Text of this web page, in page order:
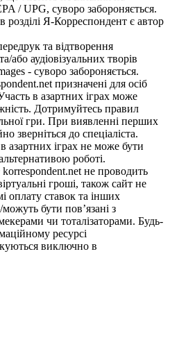
/ UPG, суворо забороняється.
розділі Я-Корреспондент є автор
та відтворення
або аудіовізуальних творів
- суворо забороняється.
призначені для осіб
в азартних іграх може
Дотримуйтесь правил
гри. При виявленні перших
зверніться до спеціаліста.
азартних іграх не може бути
роботі.
не проводить
гроші, також сайт не
оплату ставок та інших
можуть бути пов’язані з
чи тоталізаторами. Будь-
ресурсі
виключно в